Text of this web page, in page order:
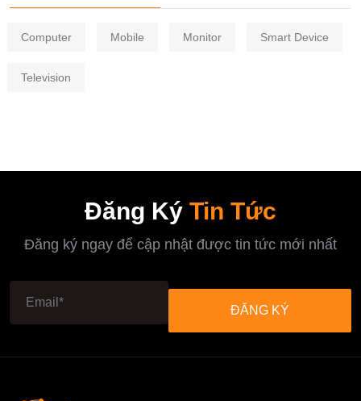
Computer Mobile Monitor Smart Device
Television
Đăng Ký Tin Tức
Đăng ký ngay để cập nhật được tin tức mới nhất
ĐĂNG KÝ